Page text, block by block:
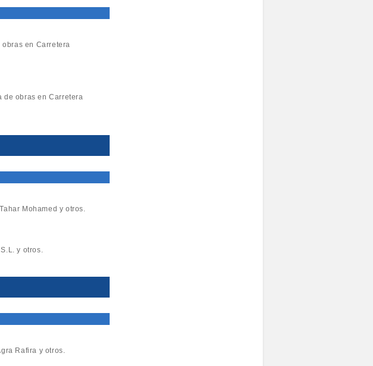
en Carretera
de obras en Carretera
Mohamed y otros.
y otros.
Rafira y otros.